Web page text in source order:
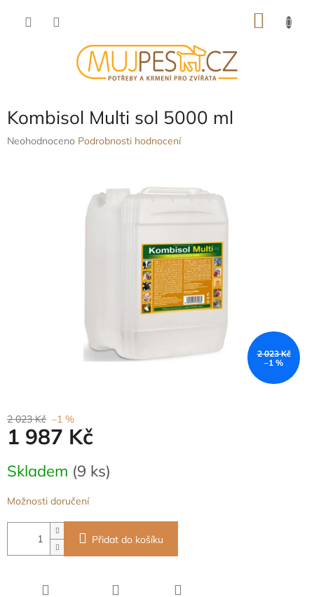
Kombisol Multi sol 5000 ml
Průměrné
Neohodnoceno Podrobnosti hodnocení
2 023 Kč
–1 %
2 023 Kč –1 %
1 987 Kč
cena:
Skladem (9 ks)
Možnosti doručení
Přidat do košíku